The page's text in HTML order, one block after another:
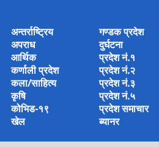
अन्तर्राष्ट्रिय
अपराध
आर्थिक
कर्णाली प्रदेश
कला/साहित्य
कृषि
कोभिड-१९
खेल
गण्डक प्रदेश
दुर्घटना
प्रदेश नं.१
प्रदेश नं.२
प्रदेश नं.३
प्रदेश नं.५
प्रदेश समाचार
ब्यानर